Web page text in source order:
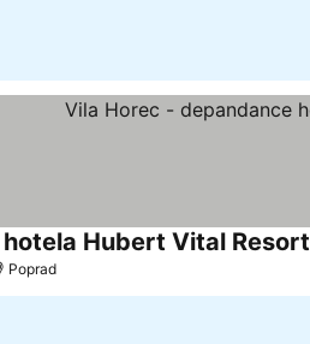
Hubert Vital Resort
Poprad